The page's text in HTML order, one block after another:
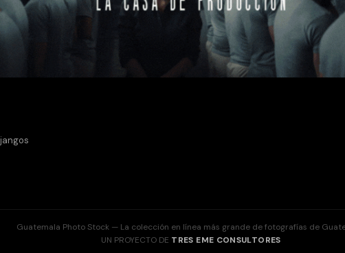
Guatemala Photo Stock — La colección en línea más grande de fotografías de
UN PROYECTO DE TRES EME CONSULTORES